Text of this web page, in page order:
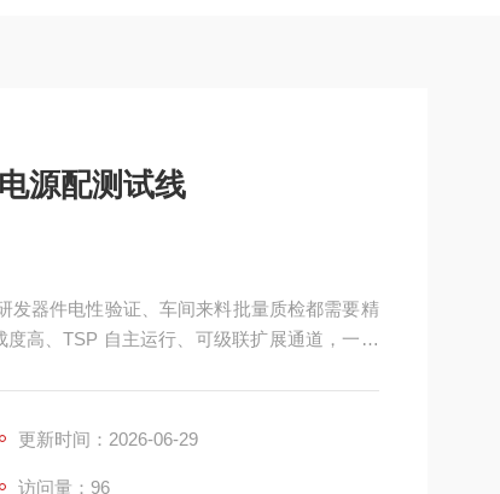
源配测试线
发器件电性验证、车间来料批量质检都需要精
高、TSP 自主运行、可级联扩展通道，一台
更新时间：2026-06-29
访问量：96